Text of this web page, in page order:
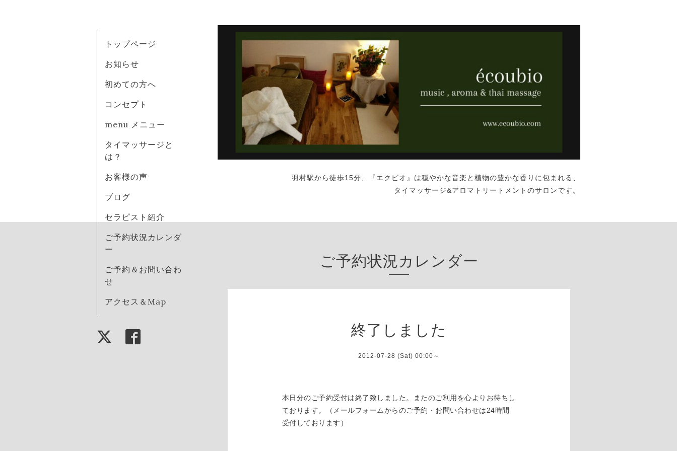
羽村駅から徒歩15分、『エクビオ』は穏やかな音楽と植物の豊かな香りに包まれる、
タイマッサージ&アロマトリートメントのサロンです。
トップページ
お知らせ
初めての方へ
コンセプト
menu メニュー
タイマッサージと
は？
お客様の声
ブログ
セラピスト紹介
ご予約状況カレンダ
ー
ご予約＆お問い合わ
せ
アクセス＆Map
ご予約状況カレンダー
終了しました
2012-07-28 (Sat) 00:00～
本日分のご予約受付は終了致しました。またのご利用を心よりお待ちし
ております。（メールフォームからのご予約・お問い合わせは24時間
受付しております）